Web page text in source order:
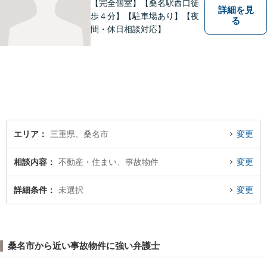
【完全個室】【桑名駅西口徒
歩４分】【駐車場あり】【夜
間・休日相談対応】
詳細を見
る
エリア 三重県、桑名市 変更
相談内容 不動産・住まい、事故物件 変更
詳細条件 未選択 変更
桑名市から近い事故物件に強い弁護士